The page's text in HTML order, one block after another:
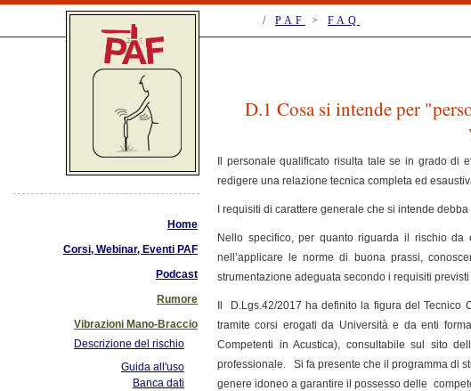
/ PAF > FAQ
Home
Corsi, Webinar, Eventi PAF
Podcast
Rumore
Vibrazioni Mano-Braccio
Descrizione del rischio
Guida all'uso
Banca dati
D.1 Cosa si intende per
Il personale qualificato risulta tale se in grado di
redigere una relazione tecnica completa ed
I requisiti di carattere generale che si intende
Nello specifico, per quanto riguarda il rischio
nell’applicare le norme di buona prassi,
strumentazione adeguata secondo i requisiti
Il D.Lgs.42/2017 ha definito la figura del Tecnico
tramite corsi erogati da Università e da enti
Competenti in Acustica), consultabile sul sito
professionale. Si fa presente che il programma di
genere idoneo a garantire il possesso delle